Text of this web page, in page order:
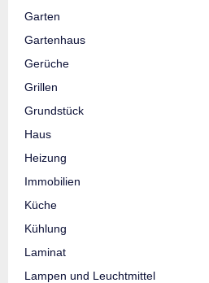
Garten
Gartenhaus
Gerüche
Grillen
Grundstück
Haus
Heizung
Immobilien
Küche
Kühlung
Laminat
Lampen und Leuchtmittel